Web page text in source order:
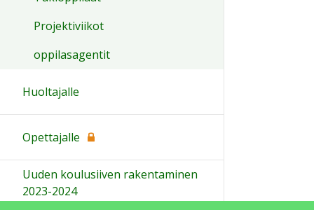
Projektiviikot
oppilasagentit
Huoltajalle
Opettajalle
Uuden koulusiiven rakentaminen
2023-2024